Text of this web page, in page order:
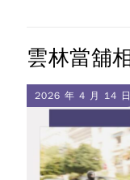
雲林當舖
2026 年 4 月 14 日